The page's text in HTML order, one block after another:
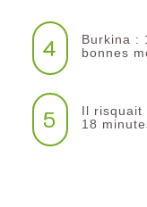
4
Burkina :
bonnes
5
Il risquait
18